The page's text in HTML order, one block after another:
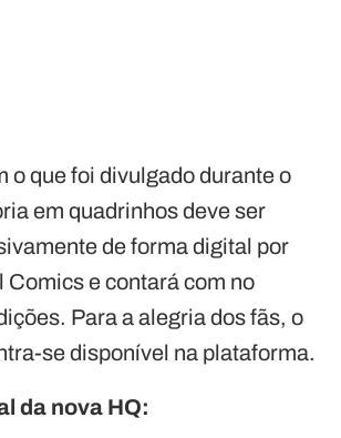
o que foi divulgado durante o
em quadrinhos deve ser
de forma digital por
Comics e contará com no
Para a alegria dos fãs, o
se disponível na plataforma.
da nova HQ: